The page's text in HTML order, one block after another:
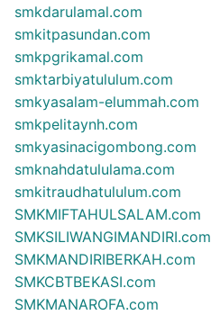
smkdarulamal.com
smkitpasundan.com
smkpgrikamal.com
smktarbiyatululum.com
smkyasalam-elummah.com
smkpelitaynh.com
smkyasinacigombong.com
smknahdatululama.com
smkitraudhatululum.com
SMKMIFTAHULSALAM.com
SMKSILIWANGIMANDIRI.com
SMKMANDIRIBERKAH.com
SMKCBTBEKASI.com
SMKMANAROFA.com